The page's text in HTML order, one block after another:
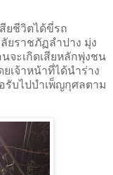
ยชีวิตได้ขี่รถ
ยราชภัฏลำปาง มุ่ง
จะเกิดเสียหลักพุ่งชน
เจ้าหน้าที่ได้นำร่าง
รับไปบำเพ็ญกุศลตาม